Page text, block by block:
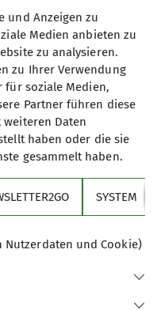
und Anzeigen zu
Medien anbieten zu
zu analysieren.
zu Ihrer Verwendung
für soziale Medien,
Partner führen diese
Daten
haben oder die sie
gesammelt haben.
SYSTEM
Nutzerdaten und Cookie)